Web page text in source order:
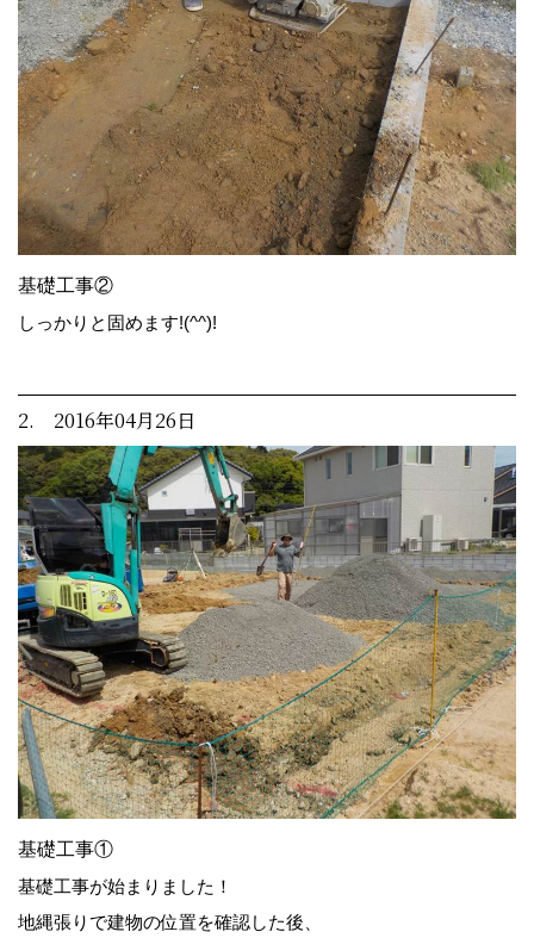
基礎工事②
しっかりと固めます!(^^)!
2. 2016年04月26日
基礎工事①
基礎工事が始まりました！
地縄張りで建物の位置を確認した後、